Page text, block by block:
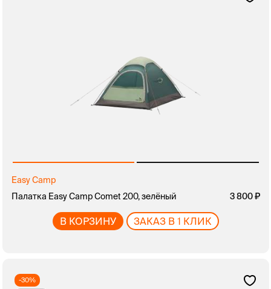
Easy Camp
Палатка Easy Camp Comet 200, зелёный
3 800
В КОРЗИНУ ЗАКАЗ В 1 КЛИК
-30%